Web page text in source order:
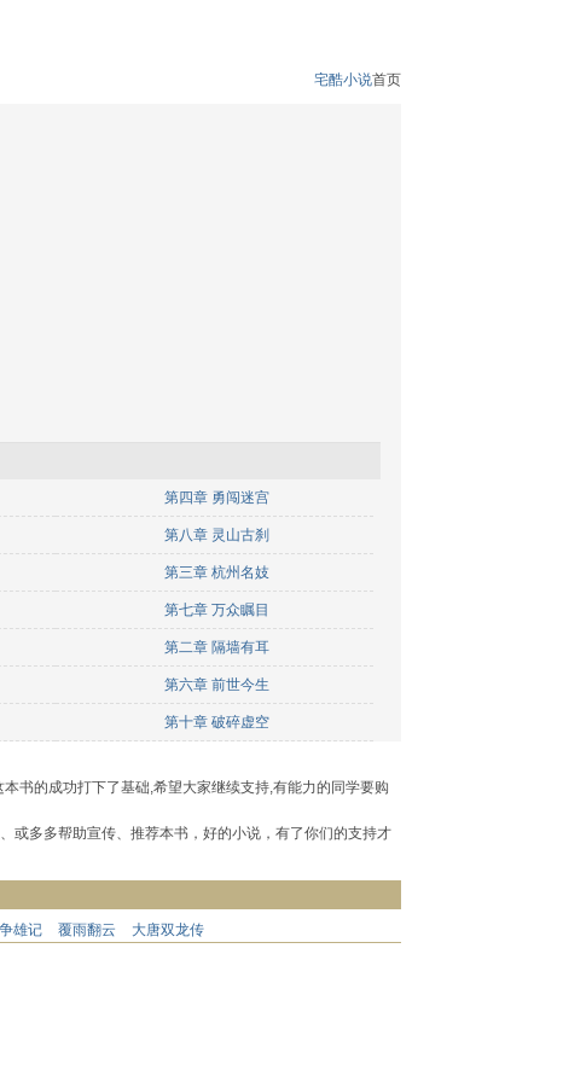
宅酷小说首页
第四章 勇闯迷宫
第八章 灵山古刹
第三章 杭州名妓
第七章 万众瞩目
第二章 隔墙有耳
第六章 前世今生
第十章 破碎虚空
书的成功打下了基础,希望大家继续支持,有能力的同学要购
或多多帮助宣传、推荐本书，好的小说，有了你们的支持才
雄记 覆雨翻云 大唐双龙传